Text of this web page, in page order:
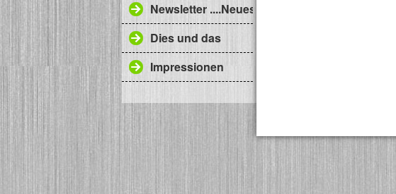
Newsletter ....Neues aus der Backstubengalerie
Dies und das
Impressionen